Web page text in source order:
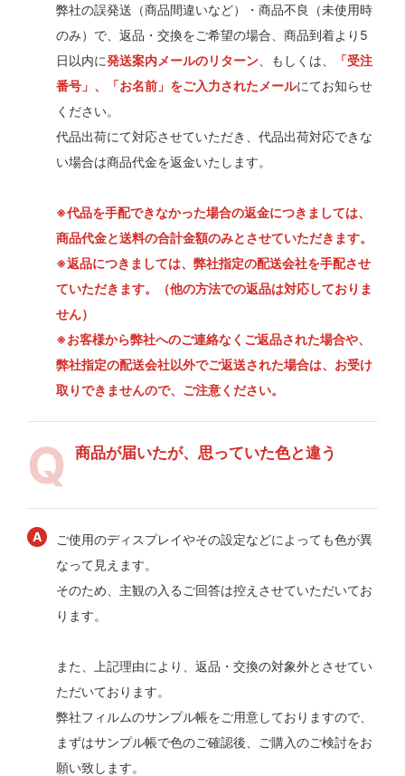
弊社の誤発送（商品間違いなど）・商品不良（未使用時
のみ）で、返品・交換をご希望の場合、商品到着より5
日以内に発送案内メールのリターン 、もしくは、
「受注
番号」、「お名前」をご入力されたメールにてお知らせ
ください。
代品出荷にて対応させていただき、代品出荷対応できな
い場合は商品代金を返金いたします。
※代品を手配できなかった場合の返金につきましては、
商品代金と送料の合計金額のみとさせていただきます。
※返品につきましては、弊社指定の配送会社を手配させ
ていただきます。（他の方法での返品は対応しておりま
せん）
※お客様から弊社へのご連絡なくご返品された場合や、
弊社指定の配送会社以外でご返送された場合は、お受け
取りできませんので、ご注意ください。
商品が届いたが、思っていた色と違う
ご使用のディスプレイやその設定などによっても色が異
なって見えます。
そのため、主観の入るご回答は控えさせていただいてお
ります。
また、上記理由により、返品・交換の対象外とさせてい
ただいております。
弊社フィルムのサンプル帳をご用意しておりますので、
まずはサンプル帳で色のご確認後、ご購入のご検討をお
願い致します。